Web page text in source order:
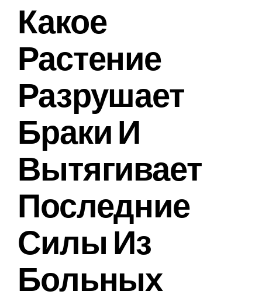
Какое
Растение
Разрушает
Браки И
Вытягивает
Последние
Силы Из
Больных